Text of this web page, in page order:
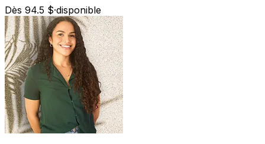
Dès 94.5 $·disponible